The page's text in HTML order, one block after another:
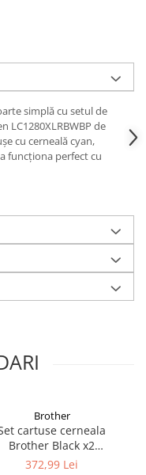
simplă cu setul de
LC1280XLRBWBP de
cu cerneală cyan,
funcționa perfect cu
Brother
cartuse cerneala
Brother Black x2
LC1280XLBKBP2
372,99 Lei